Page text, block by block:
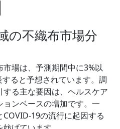
の不織布市場分
場は、予測期間中に3%以
ると予想されています。調
る主な要因は、ヘルスケア
ンベースの増加です。一
19の流行に起因する